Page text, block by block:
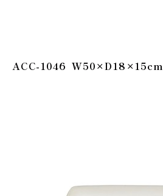
ACC-1046 W50×D18×15cm